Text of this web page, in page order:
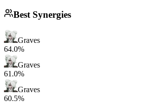
Best Synergies
Graves
64.0%
Graves
61.0%
Graves
60.5%